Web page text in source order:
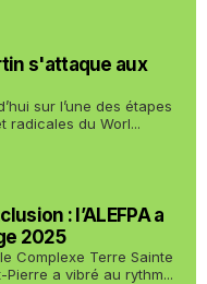
s'attaque aux
sur l’une des étapes
radicales du Worl...
: l’ALEFPA a
2025
Complexe Terre Sainte
a vibré au rythm...